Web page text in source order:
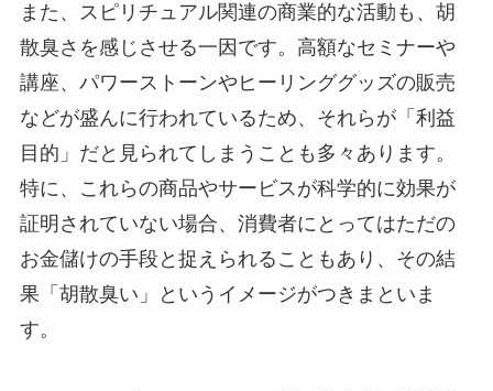
また、スピリチュアル関連の商業的な活動も、胡
散臭さを感じさせる一因です。高額なセミナーや
講座、パワーストーンやヒーリンググッズの販売
などが盛んに行われているため、それらが「利益
目的」だと見られてしまうことも多々あります。
特に、これらの商品やサービスが科学的に効果が
証明されていない場合、消費者にとってはただの
お金儲けの手段と捉えられることもあり、その結
果「胡散臭い」というイメージがつきまといま
す。